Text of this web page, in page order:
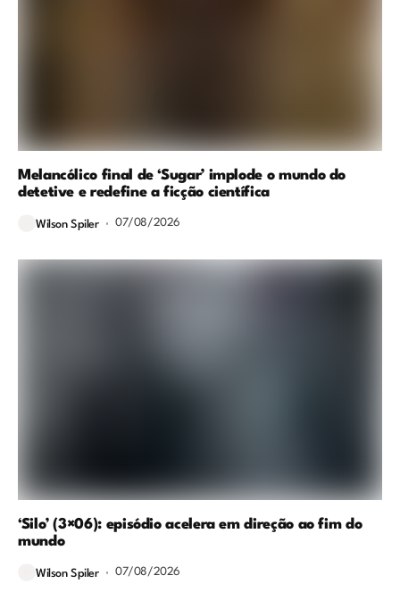
Melancólico final de ‘Sugar’ implode o mundo do
detetive e redefine a ficção científica
Wilson Spiler 07/08/2026
‘Silo’ (3×06): episódio acelera em direção ao fim do
mundo
Wilson Spiler 07/08/2026